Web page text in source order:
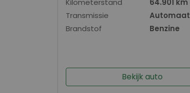
Kilometerstand
64.901 km
Transmissie
Automaat
Brandstof
Benzine
Bekijk auto